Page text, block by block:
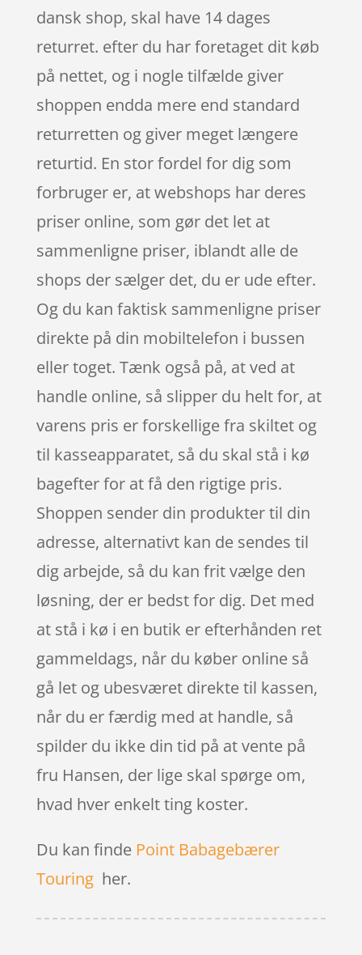
dansk shop, skal have 14 dages
returret. efter du har foretaget dit køb
på nettet, og i nogle tilfælde giver
shoppen endda mere end standard
returretten og giver meget længere
returtid. En stor fordel for dig som
forbruger er, at webshops har deres
priser online, som gør det let at
sammenligne priser, iblandt alle de
shops der sælger det, du er ude efter.
Og du kan faktisk sammenligne priser
direkte på din mobiltelefon i bussen
eller toget. Tænk også på, at ved at
handle online, så slipper du helt for, at
varens pris er forskellige fra skiltet og
til kasseapparatet, så du skal stå i kø
bagefter for at få den rigtige pris.
Shoppen sender din produkter til din
adresse, alternativt kan de sendes til
dig arbejde, så du kan frit vælge den
løsning, der er bedst for dig. Det med
at stå i kø i en butik er efterhånden ret
gammeldags, når du køber online så
gå let og ubesværet direkte til kassen,
når du er færdig med at handle, så
spilder du ikke din tid på at vente på
fru Hansen, der lige skal spørge om,
hvad hver enkelt ting koster.
Du kan finde Point Babagebærer
Touringher.